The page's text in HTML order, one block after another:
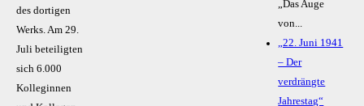
des dortigen
Werks. Am 29.
Juli beteiligten
sich 6.000
Kolleginnen
„Das Auge
von...
„22. Juni 1941
– Der
verdrängte
Jahrestag“